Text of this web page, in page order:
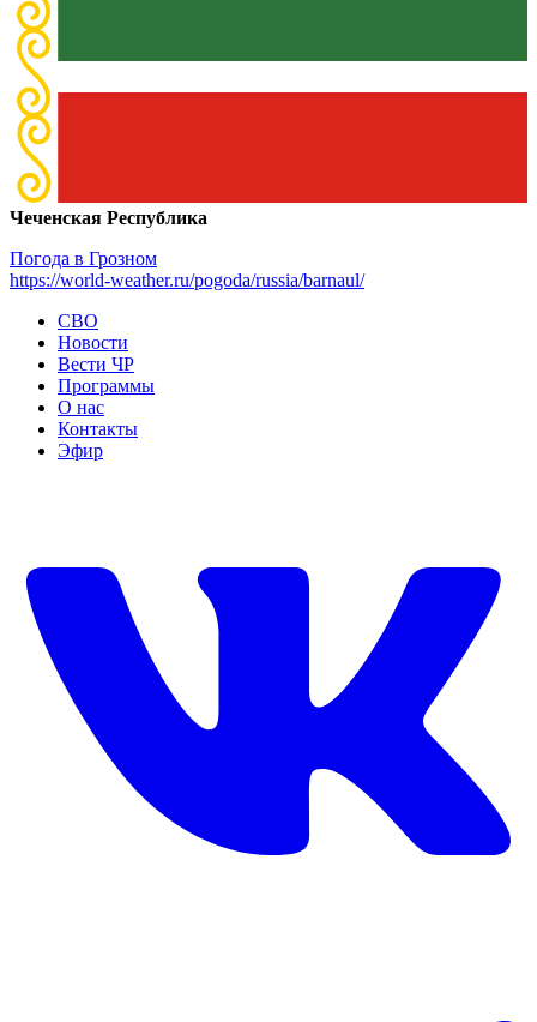
Чеченская Республика
Погода в Грозном
https://world-weather.ru/pogoda/russia/barnaul/
СВО
Новости
Вести ЧР
Программы
О нас
Контакты
Эфир